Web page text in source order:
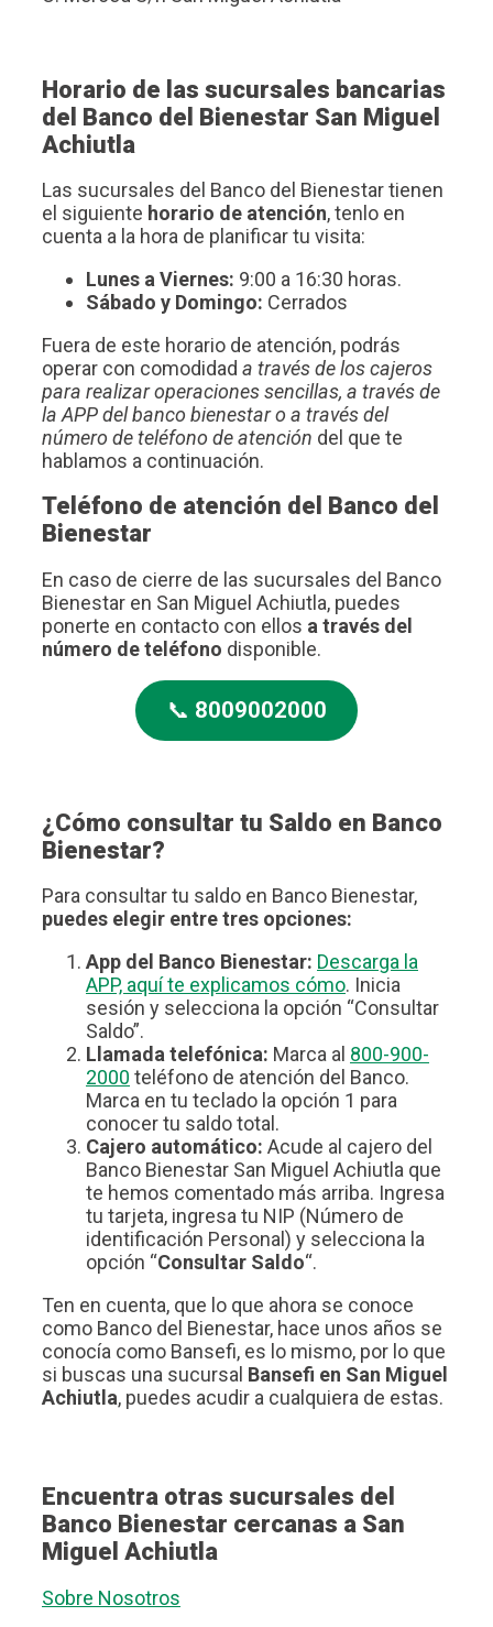
Horario de las sucursales bancarias
del Banco del Bienestar San Miguel
Achiutla
Las sucursales del Banco del Bienestar tienen
el siguiente horario de atención, tenlo en
cuenta a la hora de planificar tu visita:
Lunes a Viernes: 9:00 a 16:30 horas.
Sábado y Domingo: Cerrados
Fuera de este horario de atención, podrás
operar con comodidad a través de los cajeros
para realizar operaciones sencillas, a través de
la APP del banco bienestar o a través del
número de teléfono de atención del que te
hablamos a continuación.
Teléfono de atención del Banco del
Bienestar
En caso de cierre de las sucursales del Banco
Bienestar en San Miguel Achiutla, puedes
ponerte en contacto con ellos a través del
número de teléfono disponible.
📞 8009002000
¿Cómo consultar tu Saldo en Banco
Bienestar?
Para consultar tu saldo en Banco Bienestar,
puedes elegir entre tres opciones:
App del Banco Bienestar: Descarga la
APP, aquí te explicamos cómo. Inicia
sesión y selecciona la opción “Consultar
Saldo”.
Llamada telefónica: Marca al 800-900-
2000 teléfono de atención del Banco.
Marca en tu teclado la opción 1 para
conocer tu saldo total.
Cajero automático: Acude al cajero del
Banco Bienestar San Miguel Achiutla que
te hemos comentado más arriba. Ingresa
tu tarjeta, ingresa tu NIP (Número de
identificación Personal) y selecciona la
opción “Consultar Saldo“.
Ten en cuenta, que lo que ahora se conoce
como Banco del Bienestar, hace unos años se
conocía como Bansefi, es lo mismo, por lo que
si buscas una sucursal Bansefi en San Miguel
Achiutla, puedes acudir a cualquiera de estas.
Encuentra otras sucursales del
Banco Bienestar cercanas a San
Miguel Achiutla
Sobre Nosotros